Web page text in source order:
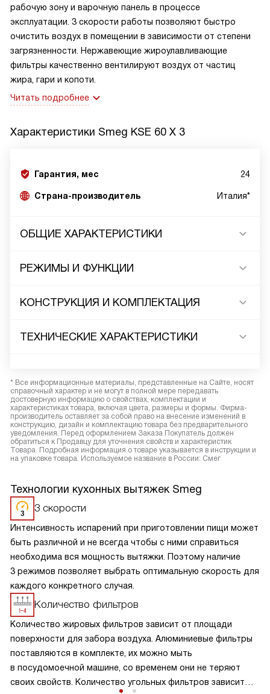
рабочую зону и варочную панель в процессе
эксплуатации. 3 скорости работы позволяют быстро
очистить воздух в помещении в зависимости от степени
загрязненности. Нержавеющие жироулавливающие
фильтры качественно вентилируют воздух от частиц
жира, гари и копоти.
Читать подробнее
Характеристики Smeg KSE 60 X 3
Гарантия, мес 24
Страна-производитель Италия*
ОБЩИЕ ХАРАКТЕРИСТИКИ
РЕЖИМЫ И ФУНКЦИИ
КОНСТРУКЦИЯ И КОМПЛЕКТАЦИЯ
ТЕХНИЧЕСКИЕ ХАРАКТЕРИСТИКИ
* Все информационные материалы, представленные на Сайте, носят
справочный характер и не могут в полной мере передавать
достоверную информацию о свойствах, комплектации и
характеристиках товара, включая цвета, размеры и формы. Фирма-
производитель оставляет за собой право на внесение изменений в
конструкцию, дизайн и комплектацию товара без предварительного
уведомления. Перед оформлением Заказа Покупатель должен
обратиться к Продавцу для уточнения свойств и характеристик
Товара. Подробная информация о товаре указывается в инструкции и
на упаковке товара. Используемое название в России: Смег
Технологии кухонных вытяжек Smeg
3 скорости
Интенсивность испарений при приготовлении пищи может
быть различной и не всегда чтобы с ними справиться
необходима вся мощность вытяжки. Поэтому наличие
3 режимов позволяет выбрать оптимальную скорость для
каждого конкретного случая.
Количество фильтров
Количество жировых фильтров зависит от площади
поверхности для забора воздуха. Алюминиевые фильтры
поставляются в комплекте, их можно мыть
в посудомоечной машине, со временем они не теряют
своих свойств. Количество угольных фильтров зависит